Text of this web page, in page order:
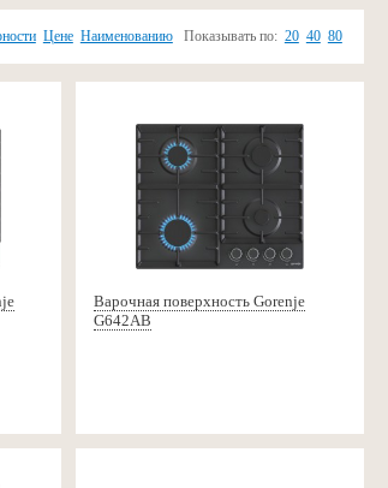
Цене Наименованию Показывать по: 20 40 80
Варочная поверхность Gorenje
G642AB